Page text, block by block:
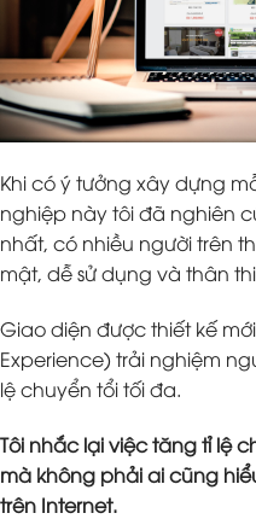
Khi có ý tưởng xây dựng
nghiệp này tôi đã nghiên
nhất, có nhiều người trên
mật, dễ sử dụng và thân
Giao diện được thiết kế mới
Experience) trải nghiệm
lệ chuyển tổi tối đa.
Tôi nhắc lại việc tăng tỉ lệ
mà không phải ai cũng
trên Internet.